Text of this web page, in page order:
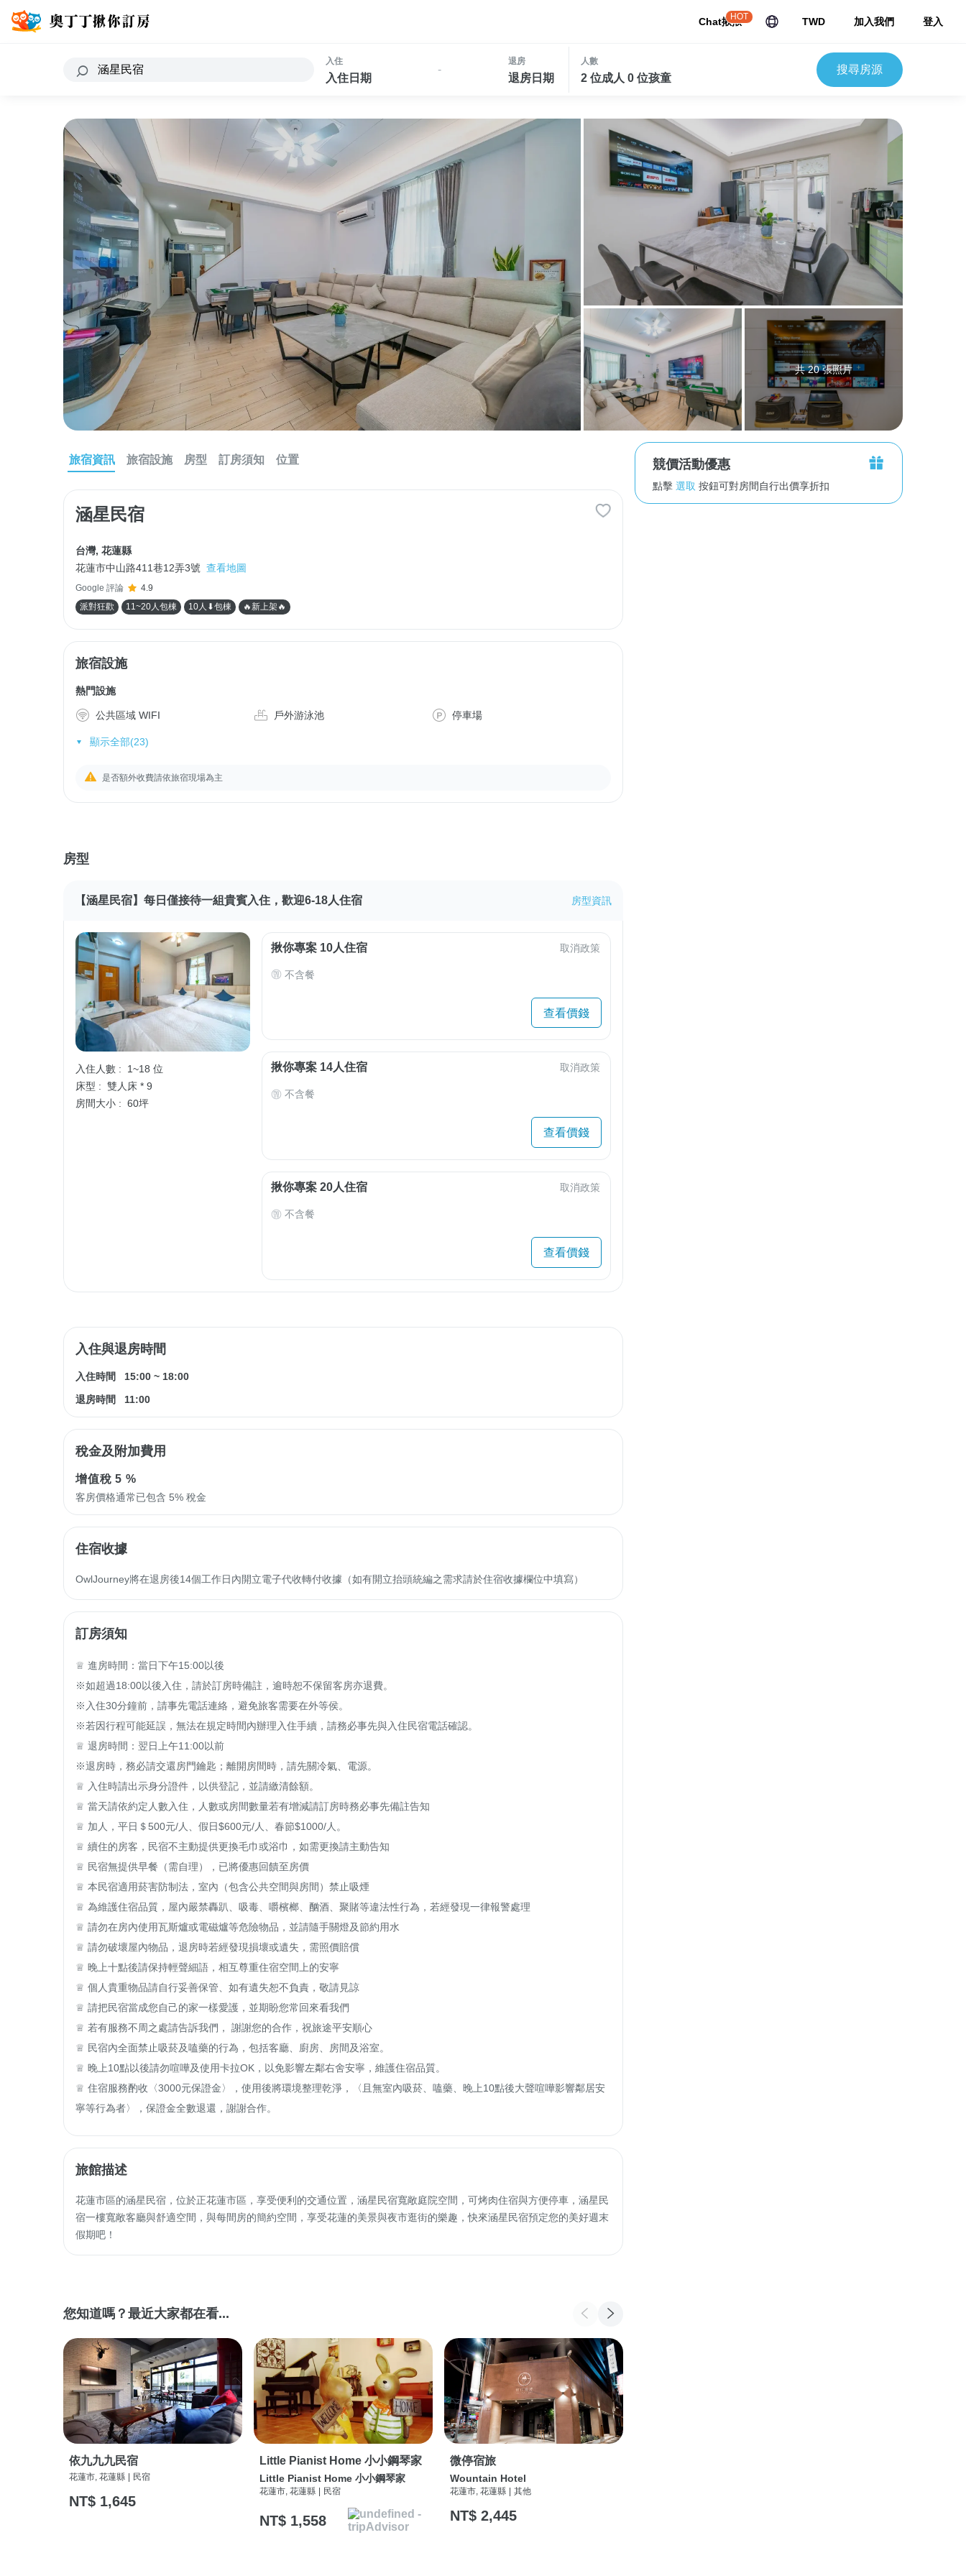
Chat揪揪
HOT TWD 加入我們 登入
入住
入住日期
-
退房
退房日期
人數
2 位成人 0 位孩童
搜尋房源
共 20 張照片
旅宿資訊 旅宿設施 房型 訂房須知 位置
涵星民宿
台灣, 花蓮縣
花蓮市中山路411巷12弄3號 查看地圖
Google 評論
4.9
派對狂歡
11~20人包棟 10人⬇包棟 🔥新上架🔥
旅宿設施
熱門設施
公共區域 WIFI 戶外游泳池 停車場
顯示全部(23)
是否額外收費請依旅宿現場為主
房型
【涵星民宿】每日僅接待一組貴賓入住，歡迎6-18人住宿 房型資訊
入住人數 :
1~18 位
床型 : 雙人床 * 9
房間大小 : 60坪
揪你專案 10人住宿 取消政策
不含餐
查看價錢
揪你專案 14人住宿 取消政策
不含餐
查看價錢
揪你專案 20人住宿 取消政策
不含餐
查看價錢
入住與退房時間
入住時間 15:00 ~ 18:00
退房時間
11:00
稅金及附加費用
增值稅5 %
客房價格通常已包含 5% 稅金
住宿收據
OwlJourney將在退房後14個工作日內開立電子代收轉付收據（如有開立抬頭統編之需求請於住宿收據欄位中填寫）
訂房須知
♕ 進房時間：當日下午15:00以後
※如超過18:00以後入住，請於訂房時備註，逾時恕不保留客房亦退費。
※入住30分鐘前，請事先電話連絡，避免旅客需要在外等侯。
※若因行程可能延誤，無法在規定時間內辦理入住手續，請務必事先與入住民宿電話確認。
♕ 退房時間：翌日上午11:00以前
※退房時，務必請交還房門鑰匙；離開房間時，請先關冷氣、電源。
♕ 入住時請出示身分證件，以供登記，並請繳清餘額。
♕ 當天請依約定人數入住，人數或房間數量若有增減請訂房時務必事先備註告知
♕ 加人，平日＄500元/人、假日$600元/人、春節$1000/人。
♕ 續住的房客，民宿不主動提供更換毛巾或浴巾，如需更換請主動告知
♕ 民宿無提供早餐（需自理），已將優惠回饋至房價
♕ 本民宿適用菸害防制法，室內（包含公共空間與房間）禁止吸煙
♕ 為維護住宿品質，屋內嚴禁轟趴、吸毒、嚼檳榔、酗酒、聚賭等違法性行為，若經發現一律報警處理
♕ 請勿在房內使用瓦斯爐或電磁爐等危險物品，並請隨手關燈及節約用水
♕ 請勿破壞屋內物品，退房時若經發現損壞或遺失，需照價賠償
♕ 晚上十點後請保持輕聲細語，相互尊重住宿空間上的安寧
♕ 個人貴重物品請自行妥善保管、如有遺失恕不負責，敬請見諒
♕ 請把民宿當成您自己的家一樣愛護，並期盼您常回來看我們
♕ 若有服務不周之處請告訴我們， 謝謝您的合作，祝旅途平安順心
♕ 民宿內全面禁止吸菸及嗑藥的行為，包括客廳、廚房、房間及浴室。
♕ 晚上10點以後請勿喧嘩及使用卡拉OK，以免影響左鄰右舍安寧，維護住宿品質。
♕ 住宿服務酌收〈3000元保證金〉，使用後將環境整理乾淨，〈且無室內吸菸、嗑藥、晚上10點後大聲喧嘩影響鄰居安
寧等行為者〉，保證金全數退還，謝謝合作。
旅館描述
花蓮市區的涵星民宿，位於正花蓮市區，享受便利的交通位置，涵星民宿寬敞庭院空間，可烤肉住宿與方便停車，涵星民
宿一樓寬敞客廳與舒適空間，與每間房的簡約空間，享受花蓮的美景與夜市逛街的樂趣，快來涵星民宿預定您的美好週末
假期吧！
您知道嗎？最近大家都在看...
依九九九民宿
花蓮市, 花蓮縣 民宿
NT$ 1,645
Little Pianist Home 小小鋼琴家
Little Pianist Home 小小鋼琴家
花蓮市, 花蓮縣 民宿
NT$ 1,558
微停宿旅
Wountain Hotel
花蓮市, 花蓮縣 其他
NT$ 2,445
競價活動優惠
點擊 選取 按鈕可對房間自行出價享折扣